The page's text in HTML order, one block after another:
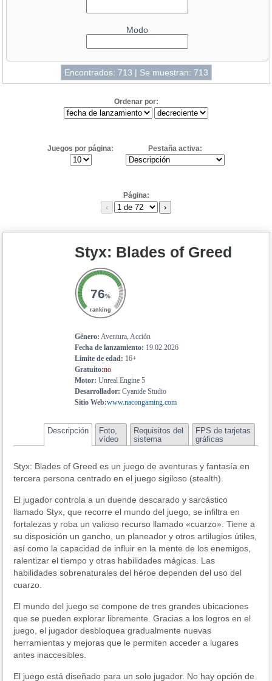
Modo
Encontrados: 713 | Se muestran: 713
Ordenar por:
Juegos por página: Pestaña activa:
Página:
‹ ›
Styx: Blades of Greed
76%
ranking
Género: Aventura, Acción
Fecha de lanzamiento: 19.02.2026
Limite de edad: 16+
Gratuito:no
Motor: Unreal Engine 5
Desarrollador: Cyanide Studio
Sitio Web:www.nacongaming.com
Descripción
Foto,
vídeo
Requisitos del
sistema
FPS de tarjetas
gráficas
Styx: Blades of Greed es un juego de aventuras y fantasía en
tercera persona centrado en el juego sigiloso (stealth).
El jugador controla a un duende descarado y sarcástico
llamado Styx, que recorre el mundo del juego, se infiltra en
fortalezas y roba un valioso recurso llamado «cuarzo». Tiene a
su disposición un gancho, un planeador y otros artilugios útiles,
así como la capacidad de influir en la mente de los enemigos,
ralentizar el tiempo y otras habilidades mágicas. Las
habilidades sobrenaturales del héroe dependen del uso del
cuarzo.
El mundo del juego se compone de tres grandes ubicaciones
que se pueden explorar libremente. Gracias a los logros en el
juego, el jugador desbloquea gradualmente nuevas
herramientas y mejoras que le permiten acceder a lugares
antes inaccesibles.
El juego está diseñado para un solo jugador. No hay opción de